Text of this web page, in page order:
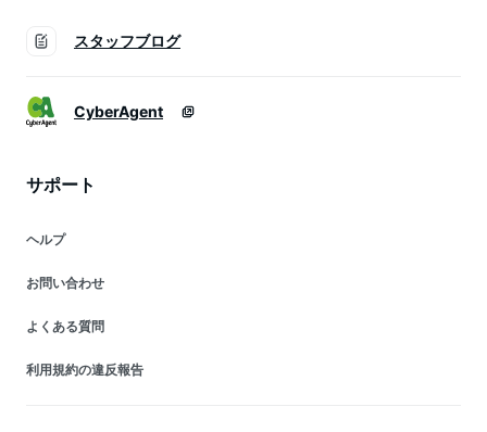
スタッフブログ
CyberAgent
サポート
ヘルプ
お問い合わせ
よくある質問
利用規約の違反報告